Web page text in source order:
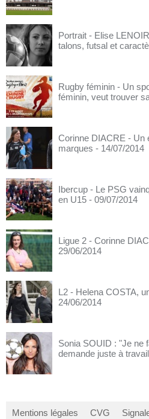
Portrait - Elise
talons, futsal et
Rugby féminin - Un
féminin, veut trouver
Corinne DIACRE - Un
marques - 14/07/2014
Ibercup - Le PSG
en U15 - 09/07/2014
Ligue 2 - Corinne
29/06/2014
L2 - Helena COSTA,
24/06/2014
Sonia SOUID : "Je ne
demande juste à
Mentions légales CVG